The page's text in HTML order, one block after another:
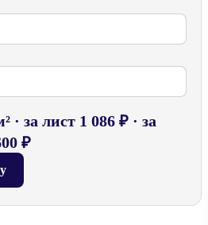
· за лист 1 086 ₽ · за
₽